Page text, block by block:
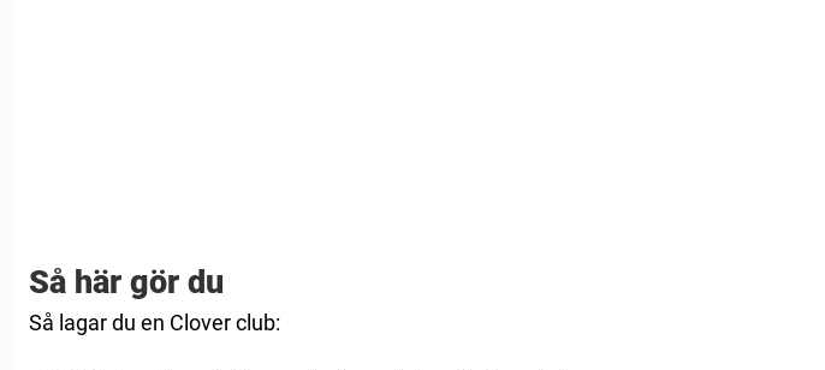
Så här gör du
Så lagar du en Clover club: